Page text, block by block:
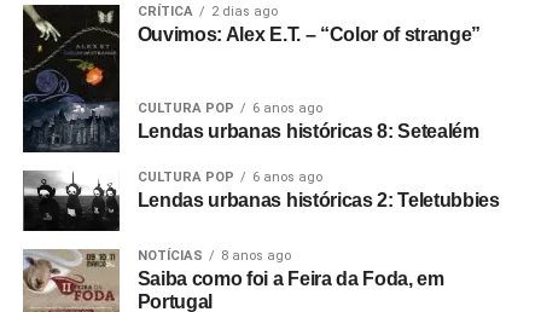
U2, “IRIS (HOLD ME CLOSE)”. O dia das mães, que
ocorreu no domingo, inspirou Bono Vox e o U2 a
relançarem com um lyric video
do álbum
Songs of innocence, lançado em 2014. O pós-
punk legítimoIris, uma das melhores faixas do álbum, é
CRÍTICA 2 dias ago
Ouvimos: Alex E.T. – “Color of strange”
CULTURA POP 6 anos ago
Lendas urbanas históricas 8: Setealém
CULTURA POP 6 anos ago
Lendas urbanas históricas 2: Teletubbies
NOTÍCIAS 8 anos ago
Saiba como foi a Feira da Foda, em
Portugal